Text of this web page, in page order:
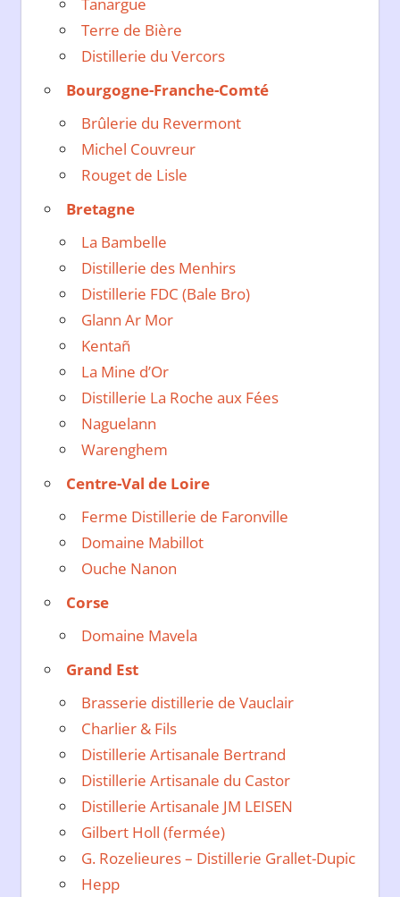
Tanargue
Terre de Bière
Distillerie du Vercors
Bourgogne-Franche-Comté
Brûlerie du Revermont
Michel Couvreur
Rouget de Lisle
Bretagne
La Bambelle
Distillerie des Menhirs
Distillerie FDC (Bale Bro)
Glann Ar Mor
Kentañ
La Mine d’Or
Distillerie La Roche aux Fées
Naguelann
Warenghem
Centre-Val de Loire
Ferme Distillerie de Faronville
Domaine Mabillot
Ouche Nanon
Corse
Domaine Mavela
Grand Est
Brasserie distillerie de Vauclair
Charlier & Fils
Distillerie Artisanale Bertrand
Distillerie Artisanale du Castor
Distillerie Artisanale JM LEISEN
Gilbert Holl (fermée)
G. Rozelieures – Distillerie Grallet-Dupic
Hepp